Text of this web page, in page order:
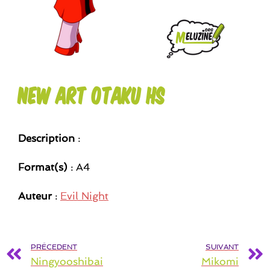
New Art Otaku HS
Description :
Format(s) : A4
Auteur: Evil Night
PRÉCEDENT
Ningyooshibai
SUIVANT
Mikomi